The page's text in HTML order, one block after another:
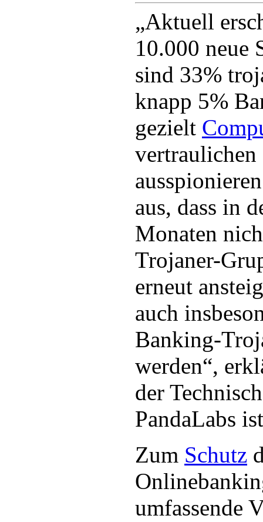
„Aktuell
10.000 neue
sind 33%
knapp 5%
gezielt
vertraulichen
aus, dass in
Monaten
Trojaner-
erneut
auch
Banking-
werden“,
der
PandaLabs
Zum Schutz
umfassende